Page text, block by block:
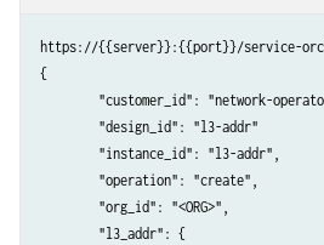
https://{{server}}:{{port}}/service-
{